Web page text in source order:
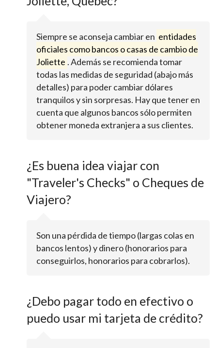
Siempre se aconseja cambiar en entidades
oficiales como bancos o casas de cambio de
Joliette . Además se recomienda tomar
todas las medidas de seguridad (abajo más
detalles) para poder cambiar dólares
tranquilos y sin sorpresas. Hay que tener en
cuenta que algunos bancos sólo permiten
obtener moneda extranjera a sus clientes.
¿Es buena idea viajar con
"Traveler's Checks" o Cheques de
Viajero?
Son una pérdida de tiempo (largas colas en
bancos lentos) y dinero (honorarios para
conseguirlos, honorarios para cobrarlos).
¿Debo pagar todo en efectivo o
puedo usar mi tarjeta de crédito?